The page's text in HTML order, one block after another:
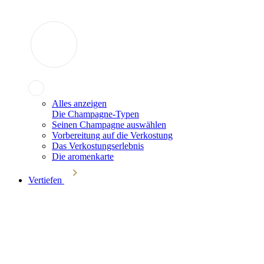
Alles anzeigen
Die Champagne-Typen
Seinen Champagne auswählen
Vorbereitung auf die Verkostung
Das Verkostungserlebnis
Die aromenkarte
Vertiefen